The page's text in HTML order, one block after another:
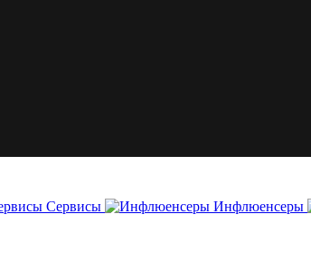
Сервисы Инфлюенсеры